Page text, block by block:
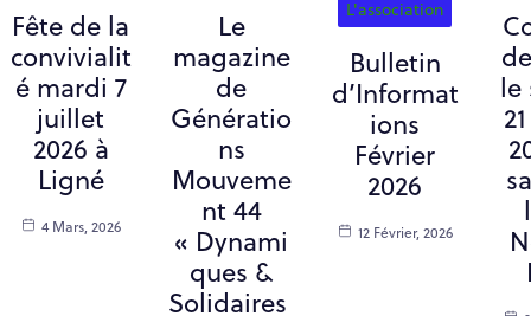
Fête de la
convivialit
é mardi 7
juillet
2026 à
Ligné
4 Mars, 2026
Le
magazine
de
Génératio
ns
Mouveme
nt 44
« Dynami
ques &
Solidaires
L'association
Bulletin
d’Informat
ions
Février
2026
12 Février, 2026
le